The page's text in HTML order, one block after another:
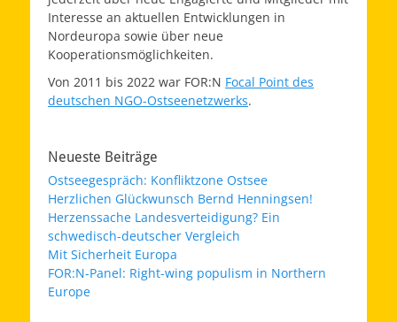
Interesse an aktuellen Entwicklungen in
Nordeuropa sowie über neue
Kooperationsmöglichkeiten.
Von 2011 bis 2022 war FOR:N Focal Point des
deutschen NGO-Ostseenetzwerks.
Neueste Beiträge
Ostseegespräch: Konfliktzone Ostsee
Herzlichen Glückwunsch Bernd Henningsen!
Herzenssache Landesverteidigung? Ein
schwedisch-deutscher Vergleich
Mit Sicherheit Europa
FOR:N-Panel: Right-wing populism in Northern
Europe